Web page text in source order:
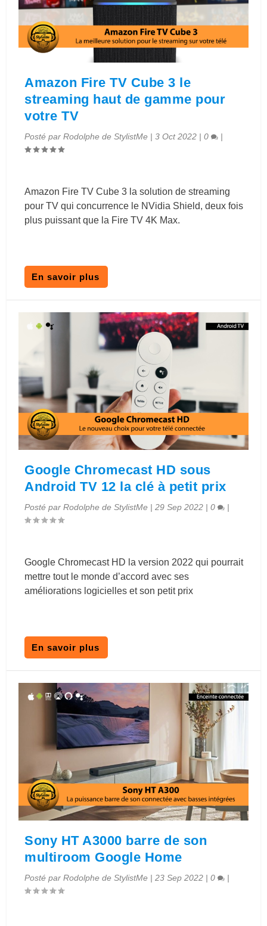
Amazon Fire TV Cube 3 le
streaming haut de gamme pour
votre TV
Posté parRodolphe de StylistMe |3 Oct 2022 |0 |
Amazon Fire TV Cube 3 la solution de streaming
pour TV qui concurrence le NVidia Shield, deux fois
plus puissant que la Fire TV 4K Max.
En savoir plus
Google Chromecast HD sous
Android TV 12 la clé à petit prix
Posté parRodolphe de StylistMe |29 Sep 2022 |0 |
Google Chromecast HD la version 2022 qui pourrait
mettre tout le monde d’accord avec ses
améliorations logicielles et son petit prix
En savoir plus
Sony HT A3000 barre de son
multiroom Google Home
Posté parRodolphe de StylistMe |23 Sep 2022 |0 |